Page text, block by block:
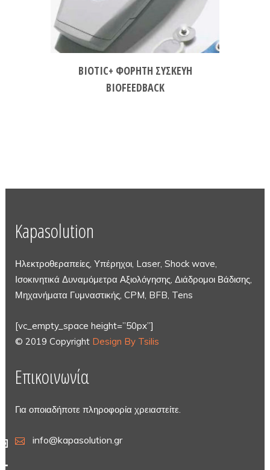
BIOTIC+ ΦΟΡΗΤΗ ΣΥΣΚΕΥΗ
BIOFEEDBACK
Kapasolution
Ηλεκτροθεραπείες, Υπέρηχοι, Laser, Shock wave,
Ισοκινητικά Δυναμόμετρα Αξιολόγησης, Διάδρομοι Βάδισης,
Μηχανήματα Γυμναστικής, CPM, BFB, Tens
[vc_empty_space height=”50px”]
© 2019 Copyright Design By Tsilis
Επικοινωνία
Για οποιαδήποτε πληροφορία χρειαστείτε.
info@kapasolution.gr